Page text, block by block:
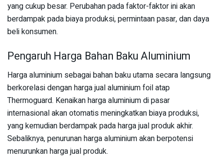
yang cukup besar. Perubahan pada faktor-faktor ini akan
berdampak pada biaya produksi, permintaan pasar, dan daya
beli konsumen.
Pengaruh Harga Bahan Baku Aluminium
Harga aluminium sebagai bahan baku utama secara langsung
berkorelasi dengan harga jual aluminium foil atap
Thermoguard. Kenaikan harga aluminium di pasar
internasional akan otomatis meningkatkan biaya produksi,
yang kemudian berdampak pada harga jual produk akhir.
Sebaliknya, penurunan harga aluminium akan berpotensi
menurunkan harga jual produk.